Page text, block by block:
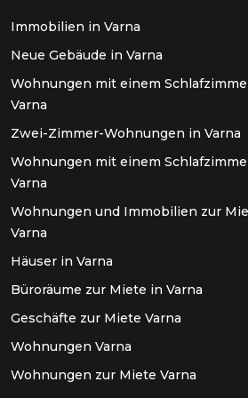
Immobilien in Varna
Neue Gebäude in Varna
Wohnungen mit einem
Varna
Zwei-Zimmer-Wohnungen in Varna
Wohnungen mit einem
Varna
Wohnungen und Immobilien zur
Varna
Häuser in Varna
Büroräume zur Miete in Varna
Geschäfte zur Miete Varna
Wohnungen Varna
Wohnungen zur Miete Varna